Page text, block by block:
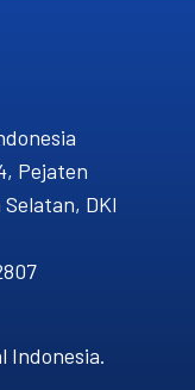
Pejaten
DKI
Indonesia.